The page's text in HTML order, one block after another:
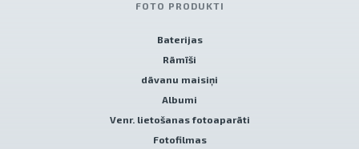
FOTO PRODUKTI
Baterijas
Rāmīši
dāvanu maisiņi
Albumi
Venr. lietošanas fotoaparāti
Fotofilmas